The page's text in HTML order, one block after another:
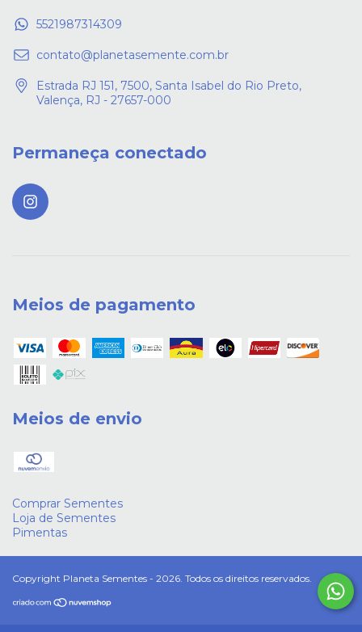
5521987314309
contato@planetasemente.com.br
Estrada RJ 151, 7500, Santa Isabel do Rio Preto,
Valença, RJ - 27657-000
Permaneça conectado
Meios de pagamento
Meios de envio
Comprar Sementes
Loja de Sementes
Pimentas
Copyright Planeta Sementes - 2026. Todos os direitos reservados.